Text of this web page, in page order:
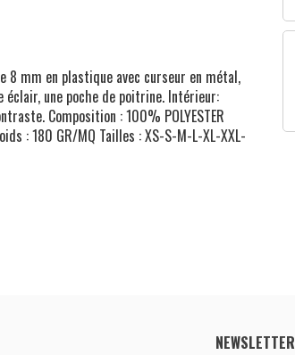
mm en plastique avec curseur en métal,
une poche de poitrine. Intérieur:
Composition : 100% POLYESTER
: 180 GR/MQ Tailles : XS-S-M-L-XL-XXL-
NEWSLETTER